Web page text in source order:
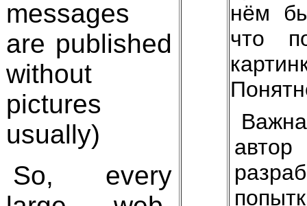
messages
are published
without
pictures
usually)
So, every
нём
что